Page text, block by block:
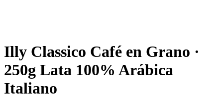
Illy Classico Café en Grano ·
250g Lata 100% Arábica
Italiano